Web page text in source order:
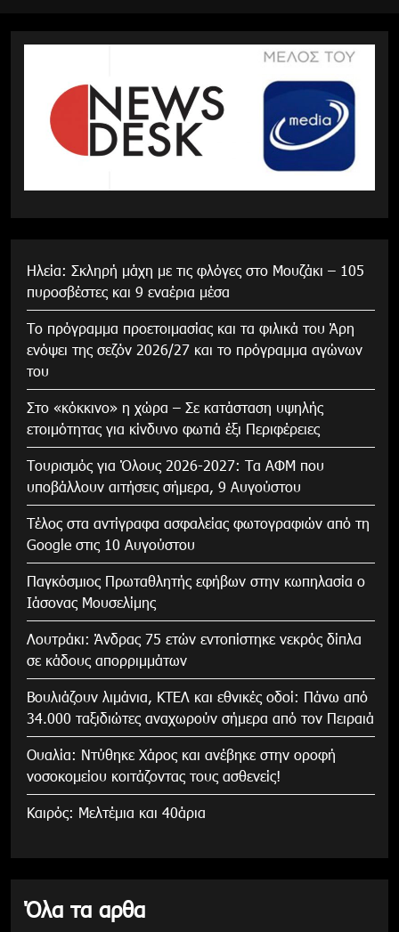
Ηλεία: Σκληρή μάχη με τις φλόγες στο Μουζάκι – 105
πυροσβέστες και 9 εναέρια μέσα
Το πρόγραμμα προετοιμασίας και τα φιλικά του Άρη
ενόψει της σεζόν 2026/27 και το πρόγραμμα αγώνων
του
Στο «κόκκινο» η χώρα – Σε κατάσταση υψηλής
ετοιμότητας για κίνδυνο φωτιά έξι Περιφέρειες
Τουρισμός για Όλους 2026-2027: Τα ΑΦΜ που
υποβάλλουν αιτήσεις σήμερα, 9 Αυγούστου
Τέλος στα αντίγραφα ασφαλείας φωτογραφιών από τη
Google στις 10 Αυγούστου
Παγκόσμιος Πρωταθλητής εφήβων στην κωπηλασία ο
Ιάσονας Μουσελίμης
Λουτράκι: Άνδρας 75 ετών εντοπίστηκε νεκρός δίπλα
σε κάδους απορριμμάτων
Βουλιάζουν λιμάνια, ΚΤΕΛ και εθνικές οδοί: Πάνω από
34.000 ταξιδιώτες αναχωρούν σήμερα από τον Πειραιά
Ουαλία: Ντύθηκε Χάρος και ανέβηκε στην οροφή
νοσοκομείου κοιτάζοντας τους ασθενείς!
Καιρός: Μελτέμια και 40άρια
Όλα τα αρθα